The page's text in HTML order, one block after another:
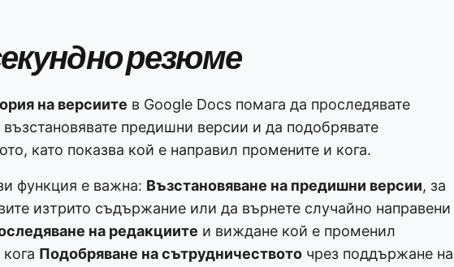
резюме
на версиите в Google Docs помага да проследявате
предишни версии и да подобрявате
като показва кой е направил промените и кога.
функция е важна: Възстановяване на предишни версии, за
изтрито съдържание или да върнете случайно направени
на редакциите и виждане кой е променил
Подобряване на сътрудничеството чрез поддържане на